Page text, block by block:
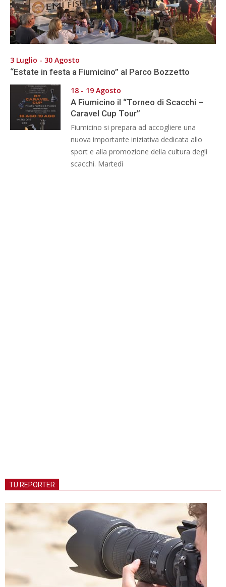
3 Luglio - 30 Agosto
“Estate in festa a Fiumicino” al Parco Bozzetto
18 - 19 Agosto
A Fiumicino il “Torneo di Scacchi –
Caravel Cup Tour”
Fiumicino si prepara ad accogliere una
nuova importante iniziativa dedicata allo
sport e alla promozione della cultura degli
scacchi. Martedì
TU REPORTER